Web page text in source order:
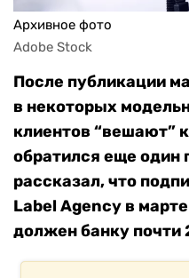
Архивное фото
Adobe Stock
После публикации
в некоторых
клиентов “вешают”
обратился еще один
рассказал, что
Label Agency в
должен банку почти